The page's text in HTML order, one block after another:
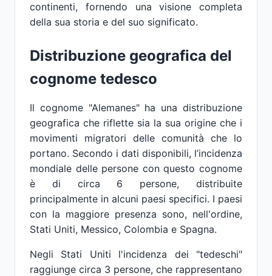
continenti, fornendo una visione completa
della sua storia e del suo significato.
Distribuzione geografica del
cognome tedesco
Il cognome "Alemanes" ha una distribuzione
geografica che riflette sia la sua origine che i
movimenti migratori delle comunità che lo
portano. Secondo i dati disponibili, l’incidenza
mondiale delle persone con questo cognome
è di circa 6 persone, distribuite
principalmente in alcuni paesi specifici. I paesi
con la maggiore presenza sono, nell'ordine,
Stati Uniti, Messico, Colombia e Spagna.
Negli Stati Uniti l'incidenza dei "tedeschi"
raggiunge circa 3 persone, che rappresentano